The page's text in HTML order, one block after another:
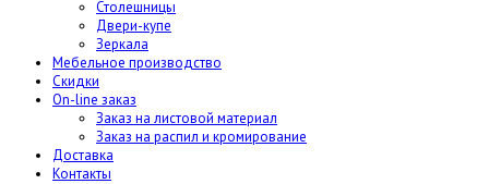
Столешницы
Двери-купе
Зеркала
Мебельное производство
Скидки
On-line заказ
Заказ на листовой материал
Заказ на распил и кромирование
Доставка
Контакты